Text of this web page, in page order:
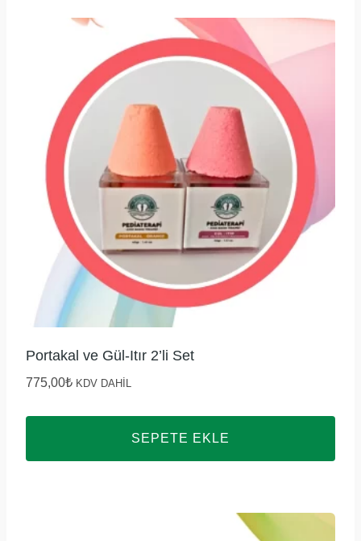
Portakal ve Gül-Itır 2’li Set
775,00₺ KDV DAHİL
SEPETE EKLE